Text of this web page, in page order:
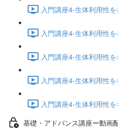
入門講座4-生体利用性
入門講座4-生体利用性
入門講座4-生体利用性
入門講座4-生体利用性
入門講座4-生体利用性
基礎・アドバンス講座ー動画